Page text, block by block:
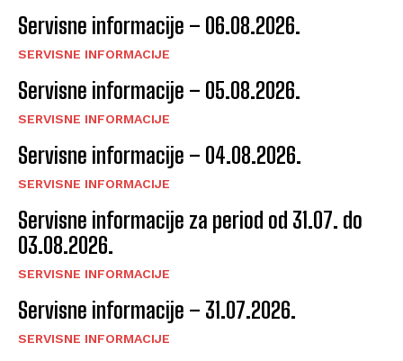
Servisne informacije – 06.08.2026.
SERVISNE INFORMACIJE
Servisne informacije – 05.08.2026.
SERVISNE INFORMACIJE
Servisne informacije – 04.08.2026.
SERVISNE INFORMACIJE
Servisne informacije za period od 31.07. do
03.08.2026.
SERVISNE INFORMACIJE
Servisne informacije – 31.07.2026.
SERVISNE INFORMACIJE